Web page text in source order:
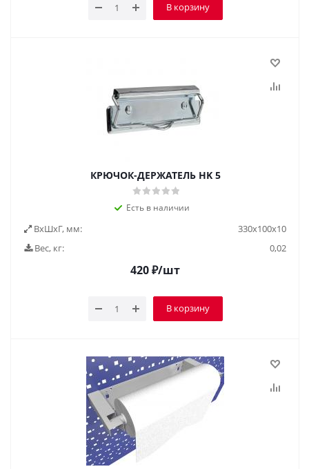
В корзину
КРЮЧОК-ДЕРЖАТЕЛЬ HK 5
Есть в наличии
ВxШxГ, мм:
330x100x10
Вес, кг:
0,02
420₽/шт
В корзину